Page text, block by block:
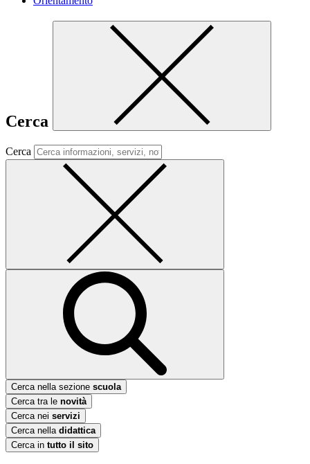
Cerca
Cerca
Cerca nella sezione scuola
Cerca tra le novità
Cerca nei servizi
Cerca nella didattica
Cerca in tutto il sito